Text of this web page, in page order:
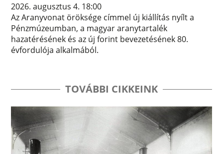
2026. augusztus 4. 18:00
Az Aranyvonat öröksége címmel új kiállítás nyílt a
Pénzmúzeumban, a magyar aranytartalék
hazatérésének és az új forint bevezetésének 80.
évfordulója alkalmából.
TOVÁBBI CIKKEINK